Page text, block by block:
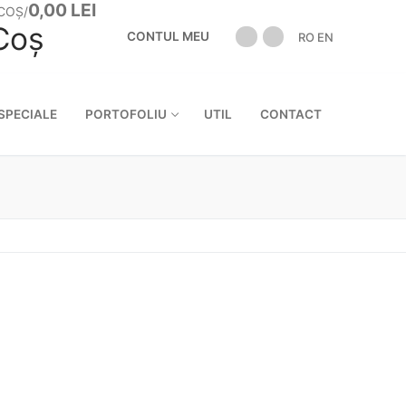
/0,00 LEI
CONTUL MEU RO EN
PORTOFOLIU UTIL CONTACT